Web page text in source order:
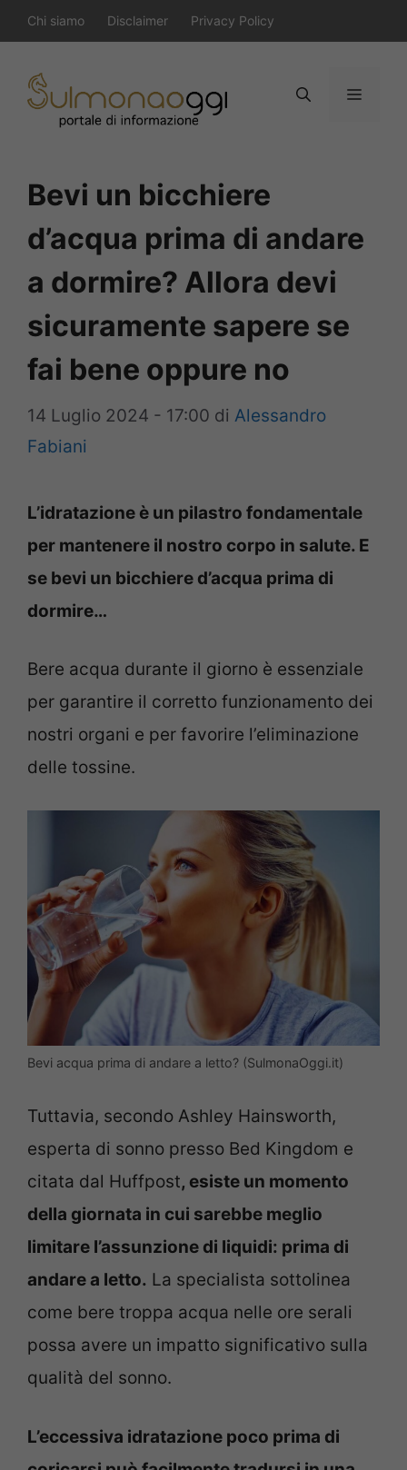
al
contenuto
Chi siamo Disclaimer Privacy Policy
Menu
Bevi un bicchiere
d’acqua prima di andare
a dormire? Allora devi
sicuramente sapere se
fai bene oppure no
14 Luglio 2024 - 17:00 di Alessandro
Fabiani
L’idratazione è un pilastro fondamentale
per mantenere il nostro corpo in salute. E
se bevi un bicchiere d’acqua prima di
dormire…
Bere acqua durante il giorno è essenziale
per garantire il corretto funzionamento dei
nostri organi e per favorire l’eliminazione
delle tossine.
Bevi acqua prima di andare a letto? (SulmonaOggi.it)
Tuttavia, secondo Ashley Hainsworth,
esperta di sonno presso Bed Kingdom e
citata dal Huffpost, esiste un momento
della giornata in cui sarebbe meglio
limitare l’assunzione di liquidi: prima di
andare a letto. La specialista sottolinea
come bere troppa acqua nelle ore serali
possa avere un impatto significativo sulla
qualità del sonno.
L’eccessiva idratazione poco prima di